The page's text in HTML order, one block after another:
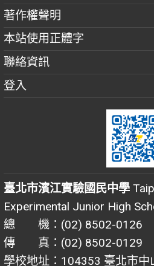
著作權聲明
本站使用正體字
聯絡資訊
登入
臺北市濱江實驗國民中學
Experimental Junior High
總 機：(02) 8502-0126
傳 真：(02) 8502-0129
學校地址：104353 臺北市